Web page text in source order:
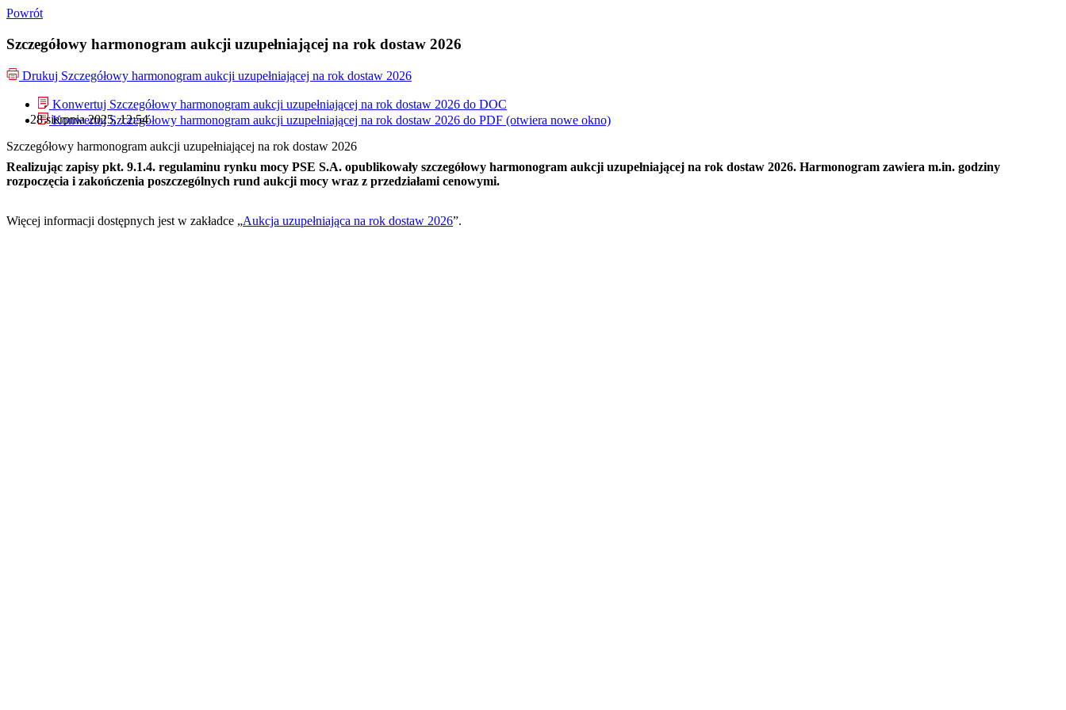
Powrót
Szczegółowy harmonogram aukcji uzupełniającej na rok dostaw 2026
Drukuj Szczegółowy harmonogram aukcji uzupełniającej na rok dostaw 2026
Konwertuj Szczegółowy harmonogram aukcji uzupełniającej na rok dostaw 2026 do DOC
Konwertuj Szczegółowy harmonogram aukcji uzupełniającej na rok dostaw 2026 do PDF (otwiera nowe okno)
28 sierpnia 2025, 12:54
Szczegółowy harmonogram aukcji uzupełniającej na rok dostaw 2026
Realizując zapisy pkt. 9.1.4. regulaminu rynku mocy PSE S.A. opublikowały szczegółowy harmonogram aukcji uzupełniającej na rok dostaw 2026. Harmonogram zawiera m.in. godziny
rozpoczęcia i zakończenia poszczególnych rund aukcji mocy wraz z przedziałami cenowymi.
Więcej informacji dostępnych jest w zakładce „Aukcja uzupełniająca na rok dostaw 2026”.